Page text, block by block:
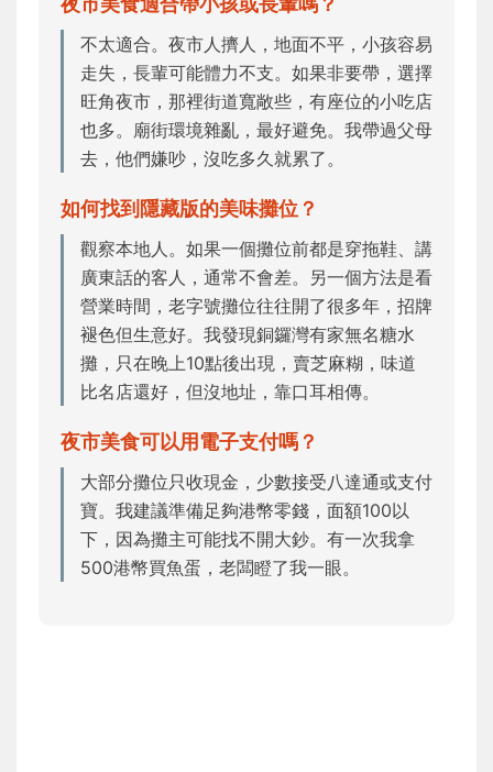
不太適合。夜市人擠人，地面不平，小孩容易
走失，長輩可能體力不支。如果非要帶，選擇
旺角夜市，那裡街道寬敞些，有座位的小吃店
也多。廟街環境雜亂，最好避免。我帶過父母
去，他們嫌吵，沒吃多久就累了。
如何找到隱藏版的美味攤位？
觀察本地人。如果一個攤位前都是穿拖鞋、講
廣東話的客人，通常不會差。另一個方法是看
營業時間，老字號攤位往往開了很多年，招牌
褪色但生意好。我發現銅鑼灣有家無名糖水
攤，只在晚上10點後出現，賣芝麻糊，味道
比名店還好，但沒地址，靠口耳相傳。
夜市美食可以用電子支付嗎？
大部分攤位只收現金，少數接受八達通或支付
寶。我建議準備足夠港幣零錢，面額100以
下，因為攤主可能找不開大鈔。有一次我拿
500港幣買魚蛋，老闆瞪了我一眼。